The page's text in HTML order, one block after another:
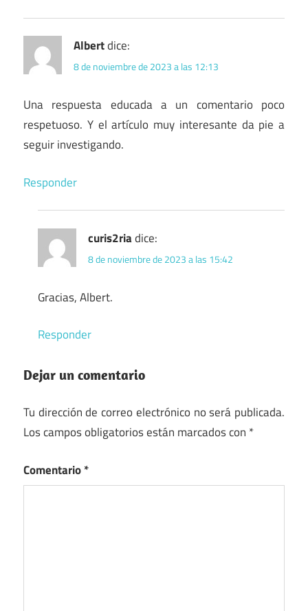
Albertdice:
8 de noviembre de 2023 a las 12:13
Una respuesta educada a un comentario poco
respetuoso. Y el artículo muy interesante da pie a
seguir investigando.
Responder
curis2ria dice:
8 de noviembre de 2023 a las 15:42
Gracias, Albert.
Responder
Dejar un comentario
Tu dirección de correo electrónico no será publicada.
Los campos obligatorios están marcados con *
Comentario*